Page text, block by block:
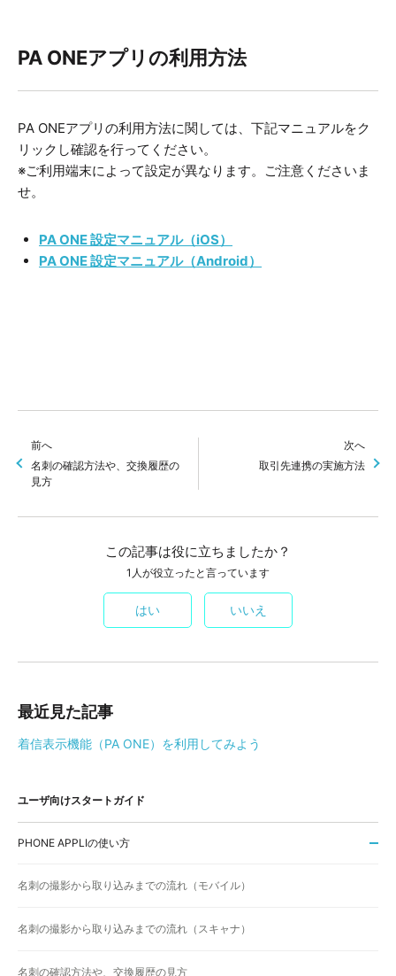
PA ONEアプリの利用方法
PA ONEアプリの利用方法に関しては、下記マニュアルをク
リックし確認を行ってください。
※ご利用端末によって設定が異なります。ご注意くださいま
せ。
PA ONE 設定マニュアル（iOS）
PA ONE 設定マニュアル（Android）
前へ
名刺の確認方法や、交換履歴の
見方
次へ
取引先連携の実施方法
この記事は役に立ちましたか？
1人が役立ったと言っています
はい いいえ
最近見た記事
着信表示機能（PA ONE）を利用してみよう
ユーザ向けスタートガイド
PHONE APPLIの使い方
名刺の撮影から取り込みまでの流れ（モバイル）
名刺の撮影から取り込みまでの流れ（スキャナ）
名刺の確認方法や、交換履歴の見方